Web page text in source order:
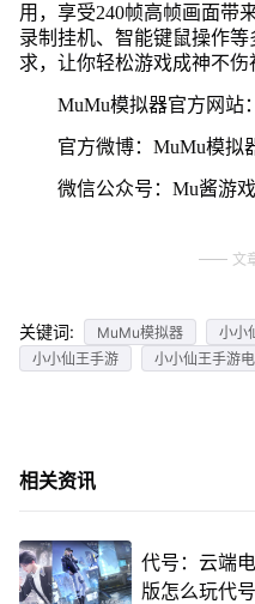
用，享受240帧高帧画面带
录制挂机、智能键鼠操作
求，让你轻松游戏成神不伤
MuMu模拟器官方网站
官方微博：MuMu模拟
微信公众号：Mu酱游
文
关键词: MuMu模拟器 小小
小小仙王手游
小小仙王手游
相关资讯
代号：云端
版怎么玩代